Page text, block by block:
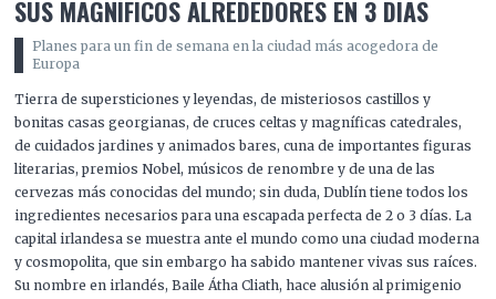
SUS MAGNÍFICOS ALREDEDORES EN 3 DÍAS
Planes para un fin de semana en la ciudad más acogedora de
Europa
Tierra de supersticiones y leyendas, de misteriosos castillos y
bonitas casas georgianas, de cruces celtas y magníficas catedrales,
de cuidados jardines y animados bares, cuna de importantes figuras
literarias, premios Nobel, músicos de renombre y de una de las
cervezas más conocidas del mundo; sin duda, Dublín tiene todos los
ingredientes necesarios para una escapada perfecta de 2 o 3 días. La
capital irlandesa se muestra ante el mundo como una ciudad moderna
y cosmopolita, que sin embargo ha sabido mantener vivas sus raíces.
Su nombre en irlandés, Baile Átha Cliath, hace alusión al primigenio